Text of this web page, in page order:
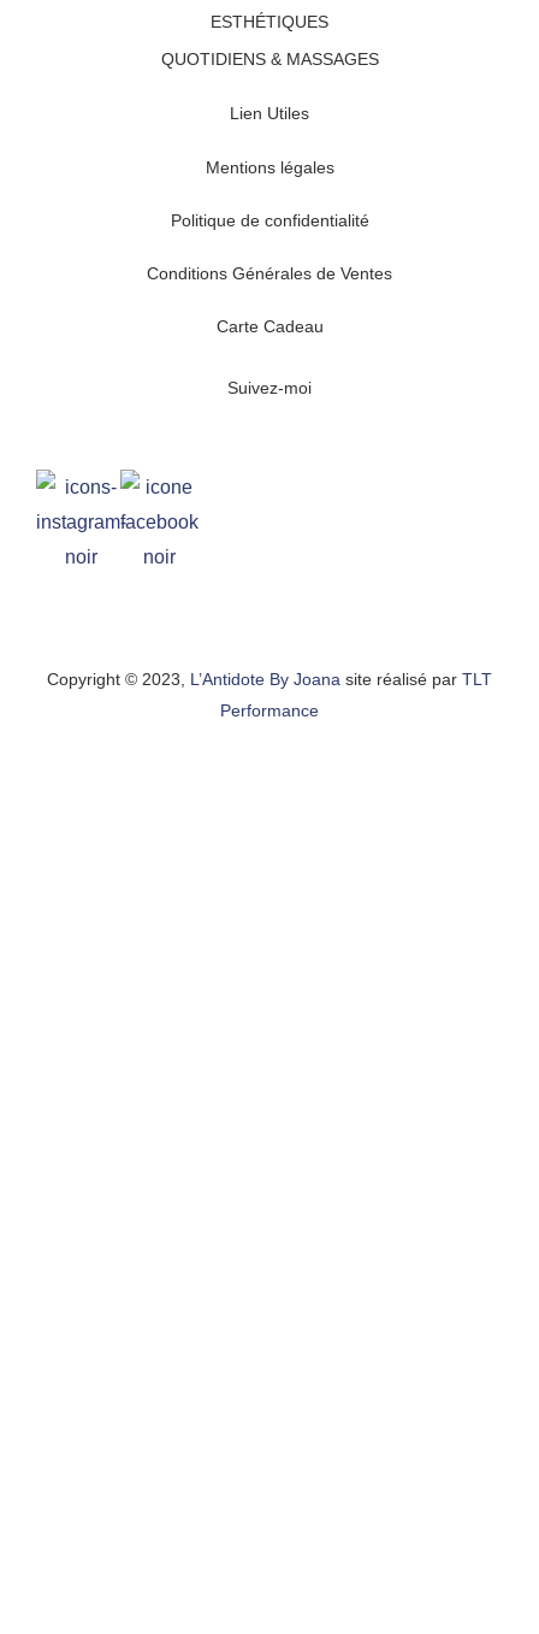
ESTHÉTIQUES
QUOTIDIENS & MASSAGES
Lien Utiles
Mentions légales
Politique de confidentialité
Conditions Générales de Ventes
Carte Cadeau
Suivez-moi
Copyright © 2023, L’Antidote By Joana site réalisé par TLT
Performance